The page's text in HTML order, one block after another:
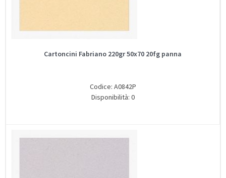
Cartoncini Fabriano 220gr 50x70 20fg panna
Codice: A0842P
Disponibilità: 0